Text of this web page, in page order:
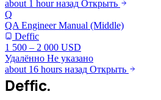
about 1 hour назад Открыть
Q
QA Engineer Manual (Middle)
Deffic
1 500 – 2 000 USD
Удалённо Не указано
about 16 hours назад Открыть
Deffic.